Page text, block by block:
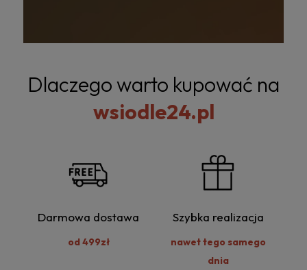
Dlaczego warto kupować na
wsiodle24.pl
Darmowa dostawa
od 499zł
Szybka realizacja
nawet tego samego
dnia